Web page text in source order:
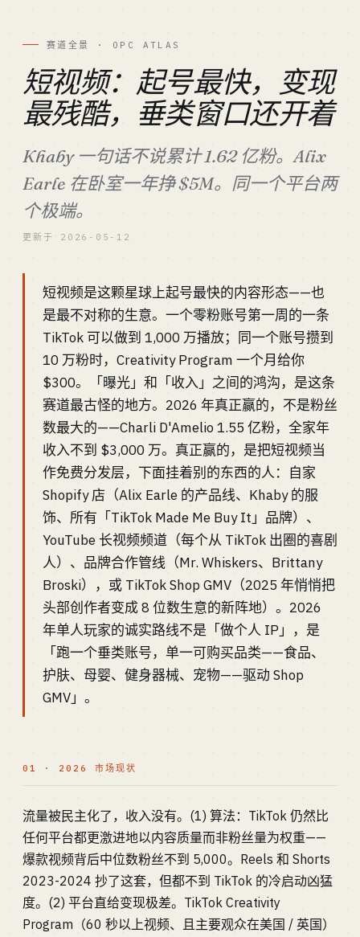
赛道全景 · OPC ATLAS
短视频：起号最快，变现
最残酷，垂类窗口还开着
Khaby 一句话不说累计 1.62 亿粉。Alix
Earle 在卧室一年挣 $5M。同一个平台两
个极端。
更新于 2026-05-12
短视频是这颗星球上起号最快的内容形态——也
是最不对称的生意。一个零粉账号第一周的一条
TikTok 可以做到 1,000 万播放；同一个账号攒到
10 万粉时，Creativity Program 一个月给你
$300。「曝光」和「收入」之间的鸿沟，是这条
赛道最古怪的地方。2026 年真正赢的，不是粉丝
数最大的——Charli D'Amelio 1.55 亿粉，全家年
收入不到 $3,000 万。真正赢的，是把短视频当
作免费分发层，下面挂着别的东西的人：自家
Shopify 店（Alix Earle 的产品线、Khaby 的服
饰、所有「TikTok Made Me Buy It」品牌）、
YouTube 长视频频道（每个从 TikTok 出圈的喜剧
人）、品牌合作管线（Mr. Whiskers、Brittany
Broski），或 TikTok Shop GMV（2025 年悄悄把
头部创作者变成 8 位数生意的新阵地）。2026
年单人玩家的诚实路线不是「做个人 IP」，是
「跑一个垂类账号，单一可购买品类——食品、
护肤、母婴、健身器械、宠物——驱动 Shop
GMV」。
01 · 2026 市场现状
流量被民主化了，收入没有。(1) 算法：TikTok 仍然比
任何平台都更激进地以内容质量而非粉丝量为权重——
爆款视频背后中位数粉丝不到 5,000。Reels 和 Shorts
2023-2024 抄了这套，但都不到 TikTok 的冷启动凶猛
度。(2) 平台直给变现极差。TikTok Creativity
Program（60 秒以上视频、且主要观众在美国 / 英国）